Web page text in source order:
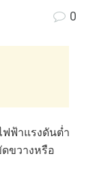
0
ฟฟ้าแรงดันต่ำ
ขวางหรือ